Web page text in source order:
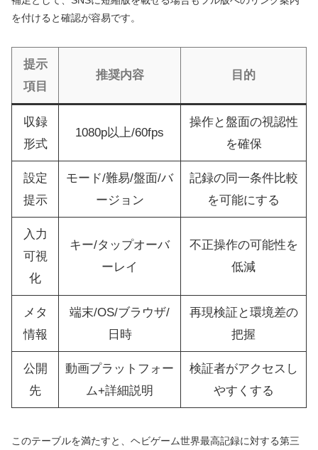
を付けると確認が容易です。
提示
項目
推奨内容 目的
収録
形式
1080p以上/60fps
操作と盤面の視認性
を確保
設定
提示
モード/難易/盤面/バ
ージョン
記録の同一条件比較
を可能にする
入力
可視
化
キー/タップオーバ
ーレイ
不正操作の可能性を
低減
メタ
情報
端末/OS/ブラウザ/
日時
再現検証と環境差の
把握
公開
先
動画プラットフォー
ム+詳細説明
検証者がアクセスし
やすくする
このテーブルを満たすと、ヘビゲーム世界最高記録に対する第三